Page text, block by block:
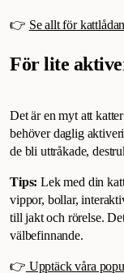
👉 Se allt för kattlådan
För lite
Det är en myt att
behöver daglig
de bli uttråkade,
Tips: Lek med din
vippor, bollar,
till jakt och rörelse.
välbefinnande.
👉 Upptäck våra